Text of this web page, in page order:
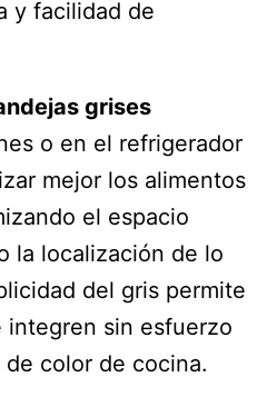
y facilidad de
grises
o en el refrigerador
mejor los alimentos
el espacio
la localización de lo
del gris permite
integren sin esfuerzo
color de cocina.